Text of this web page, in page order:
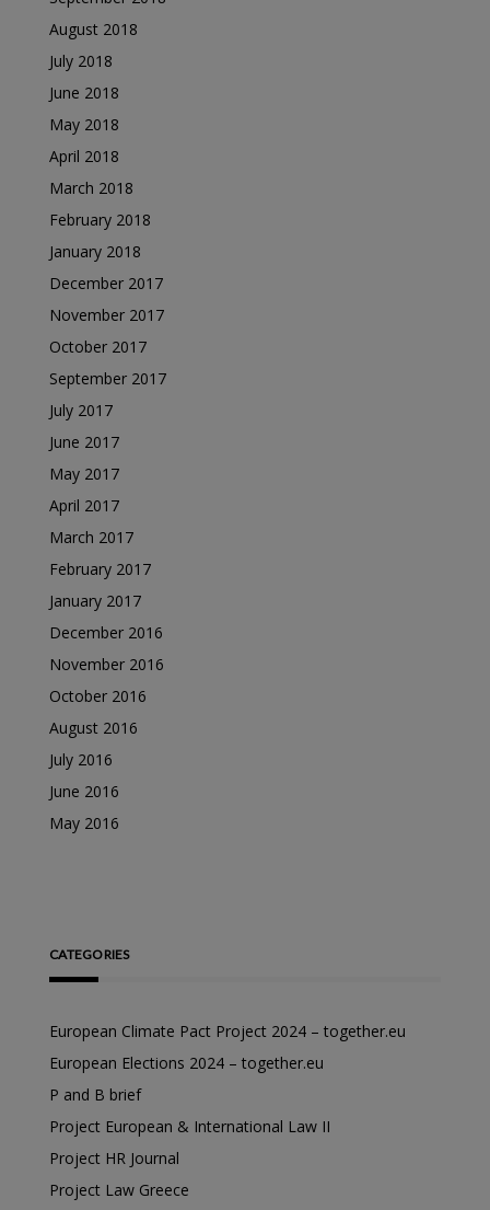
August 2018
July 2018
June 2018
May 2018
April 2018
March 2018
February 2018
January 2018
December 2017
November 2017
October 2017
September 2017
July 2017
June 2017
May 2017
April 2017
March 2017
February 2017
January 2017
December 2016
November 2016
October 2016
August 2016
July 2016
June 2016
May 2016
CATEGORIES
European Climate Pact Project 2024 – together.eu
European Elections 2024 – together.eu
P and B brief
Project European & International Law II
Project HR Journal
Project Law Greece